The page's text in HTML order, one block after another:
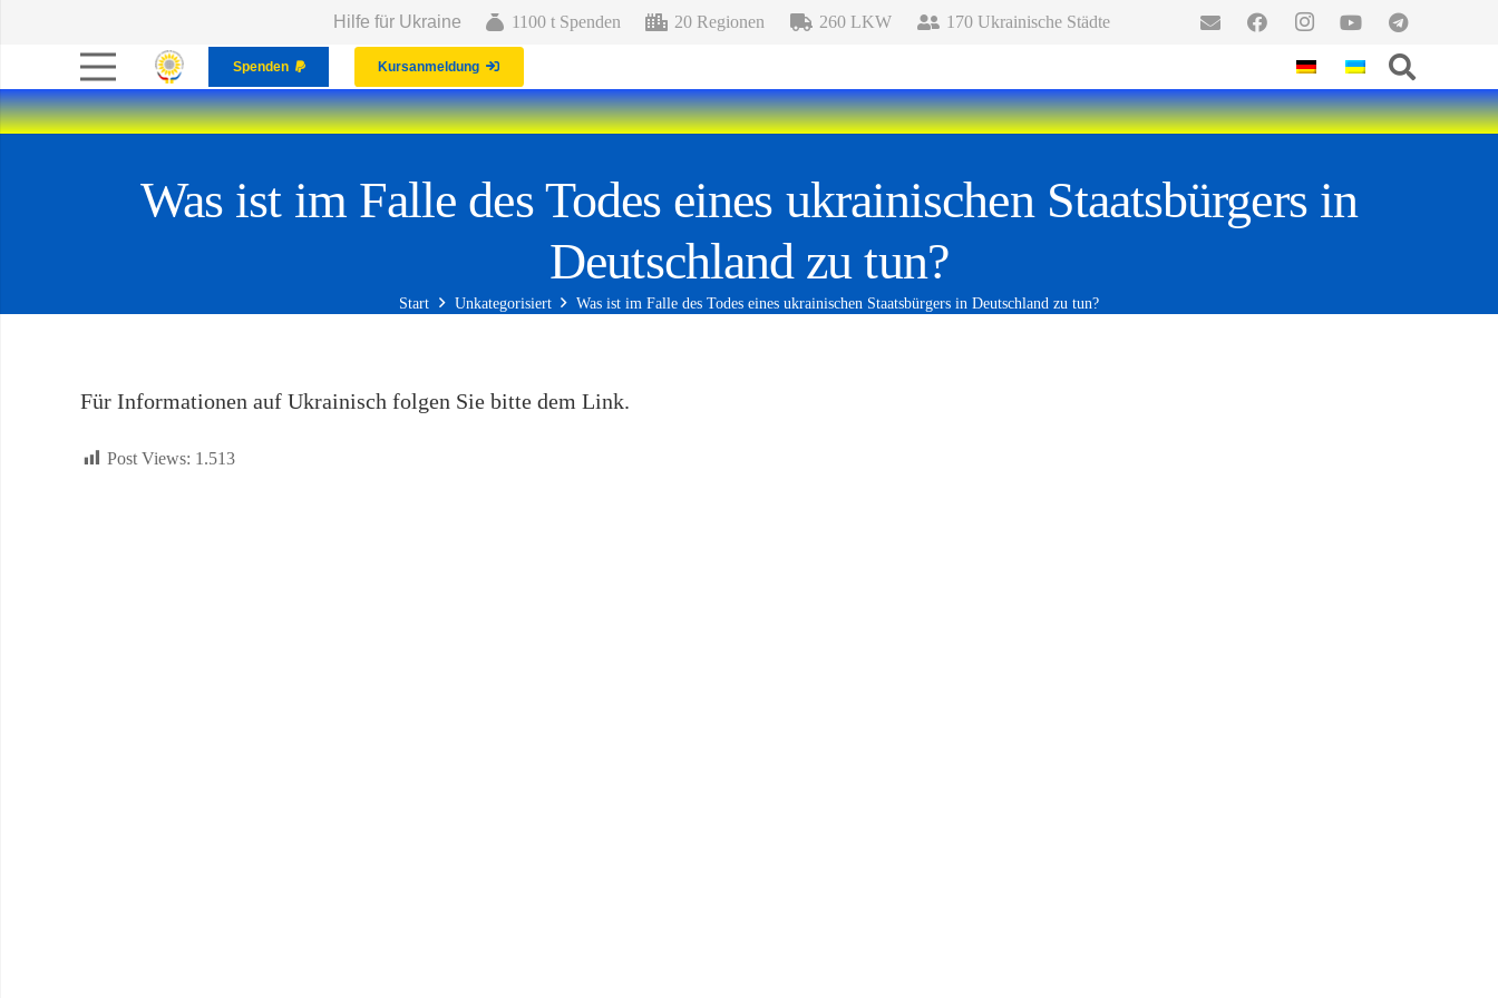
Hilfe für Ukraine 1100 t Spenden 20 Regionen 260 LKW 170 Ukrainische Städte
Spenden Kursanmeldung
Was ist im Falle des Todes eines ukrainischen Staatsbürgers in
Deutschland zu tun?
Start Unkategorisiert Was ist im Falle des Todes eines ukrainischen Staatsbürgers in Deutschland zu tun?
Für Informationen auf Ukrainisch folgen Sie bitte dem Link.
Post Views: 1.513